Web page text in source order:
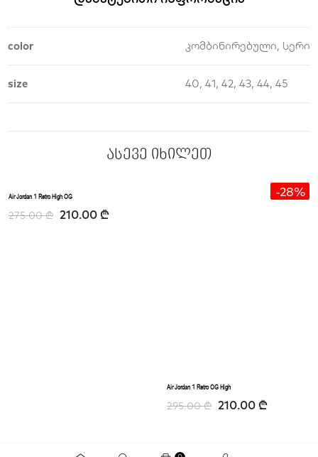
color კომბინირებული, სერი
size 40, 41, 42, 43, 44, 45
ასევე იხილეთ
Air Jordan 1 Retro High OG
275.00₾ 210.00 ₾
-28%
Air Jordan 1 Retro OG High
295.00₾ 210.00 ₾